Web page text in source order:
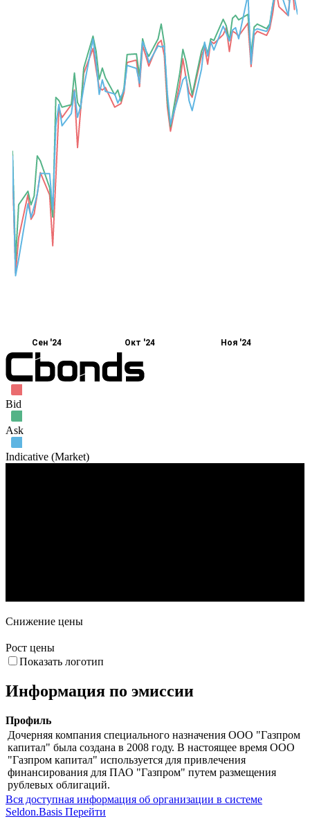
Сен '24 Окт '24 Ноя '24
Bid
Ask
Indicative (Market)
Снижение цены
Рост цены
Показать логотип
Информация по эмиссии
Профиль
Дочерняя компания специального назначения ООО "Газпром
капитал" была создана в 2008 году. В настоящее время ООО
"Газпром капитал" используется для привлечения
финансирования для ПАО "Газпром" путем размещения
рублевых облигаций.
Вся доступная информация об организации в системе
Seldon.Basis Перейти